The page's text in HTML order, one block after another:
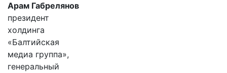
Арам Габрелянов
президент
холдинга
«Балтийская
медиа группа»,
генеральный